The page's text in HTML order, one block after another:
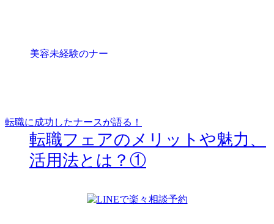
転職に成功したナースが語る！
転職フェアのメリットや魅力、
活用法とは？①